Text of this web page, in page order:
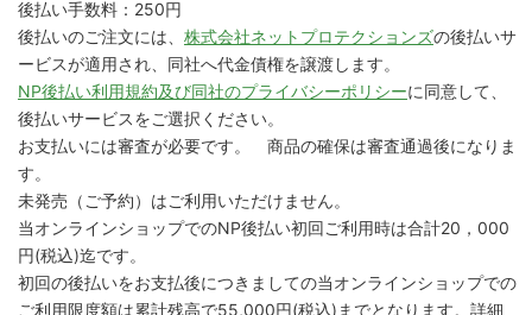
後払い手数料：250円
後払いのご注文には、 株式会社ネットプロテクションズの後払いサ
ービスが適用され、同社へ代金債権を譲渡します。
NP後払い利用規約及び同社のプライバシーポリシーに同意して、
後払いサービスをご選択ください。
お支払いには審査が必要です。 商品の確保は審査通過後になりま
す。
未発売（ご予約）はご利用いただけません。
当オンラインショップでのNP後払い初回ご利用時は合計20，000
円(税込)迄です。
初回の後払いをお支払後につきましての当オンラインショップでの
ご利用限度額は累計残高で55,000円(税込)までとなります。詳細